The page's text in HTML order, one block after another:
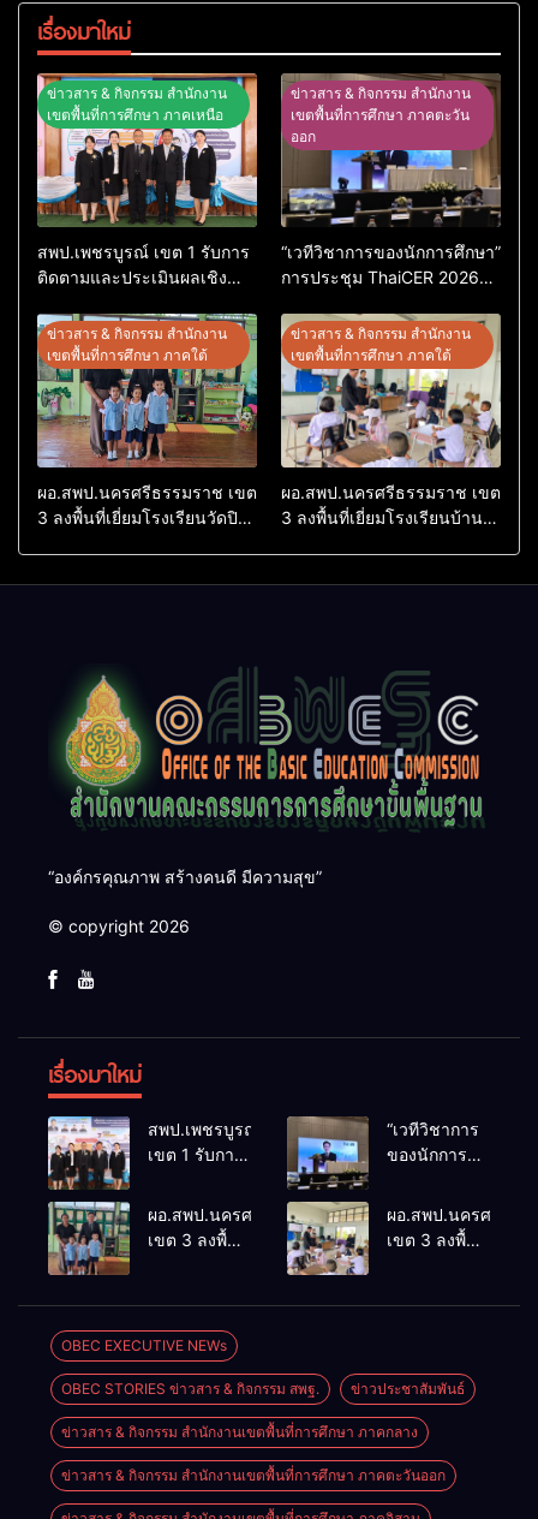
เรื่องมาใหม่
ข่าวสาร & กิจกรรม สำนักงาน
เขตพื้นที่การศึกษา ภาคเหนือ
สพป.เพชรบูรณ์ เขต 1 รับการ
ติดตามและประเมินผลเชิง
ต้นแบบ” ระดับประเทศ รุ่นที่ 3
ประจำปีงบประมาณ พ.ศ.
2569
ข่าวสาร & กิจกรรม สำนักงาน
เขตพื้นที่การศึกษา ภาคตะวัน
ออก
“เวทีวิชาการของนักการศึกษา”
การประชุม ThaiCER 2026
Conference on Education
Research (ThaiCER) 2026
ข่าวสาร & กิจกรรม สำนักงาน
เขตพื้นที่การศึกษา ภาคใต้
ผอ.สพป.นครศรีธรรมราช เขต
3 ลงพื้นที่เยี่ยมโรงเรียนวัดปิยา
ข่าวสาร & กิจกรรม สำนักงาน
เขตพื้นที่การศึกษา ภาคใต้
ผอ.สพป.นครศรีธรรมราช เขต
3 ลงพื้นที่เยี่ยมโรงเรียนบ้าน
“องค์กรคุณภาพ สร้างคนดี มีความสุข”
© copyright 2026
เรื่องมาใหม่
สพป.เพชรบูรณ์
เขต 1 รับการ
ประเมินผล
เชิงประจักษ์
ต้นแบบ”
ระดับประเทศ
รุ่นที่ 3 ประจำ
ปีงบประมาณ
พ.ศ. 2569
“เวทีวิชาการ
ของนักการ
ThaiCER
International
Research
(ThaiCER)
2026
ผอ.สพป.นครศรีธรรมราช
เขต 3 ลงพื้นที่
ปากพนัง
ผอ.สพป.นครศรีธรร
เขต 3 ลงพื้นที่
OBEC EXECUTIVE NEWs
OBEC STORIES ข่าวสาร & กิจกรรม สพฐ. ข่าวประชาสัมพันธ์
ข่าวสาร & กิจกรรม สำนักงานเขตพื้นที่การศึกษา ภาคกลาง
ข่าวสาร & กิจกรรม สำนักงานเขตพื้นที่การศึกษา ภาคตะวันออก